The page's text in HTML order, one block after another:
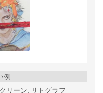
例
リーン, リトグラフ